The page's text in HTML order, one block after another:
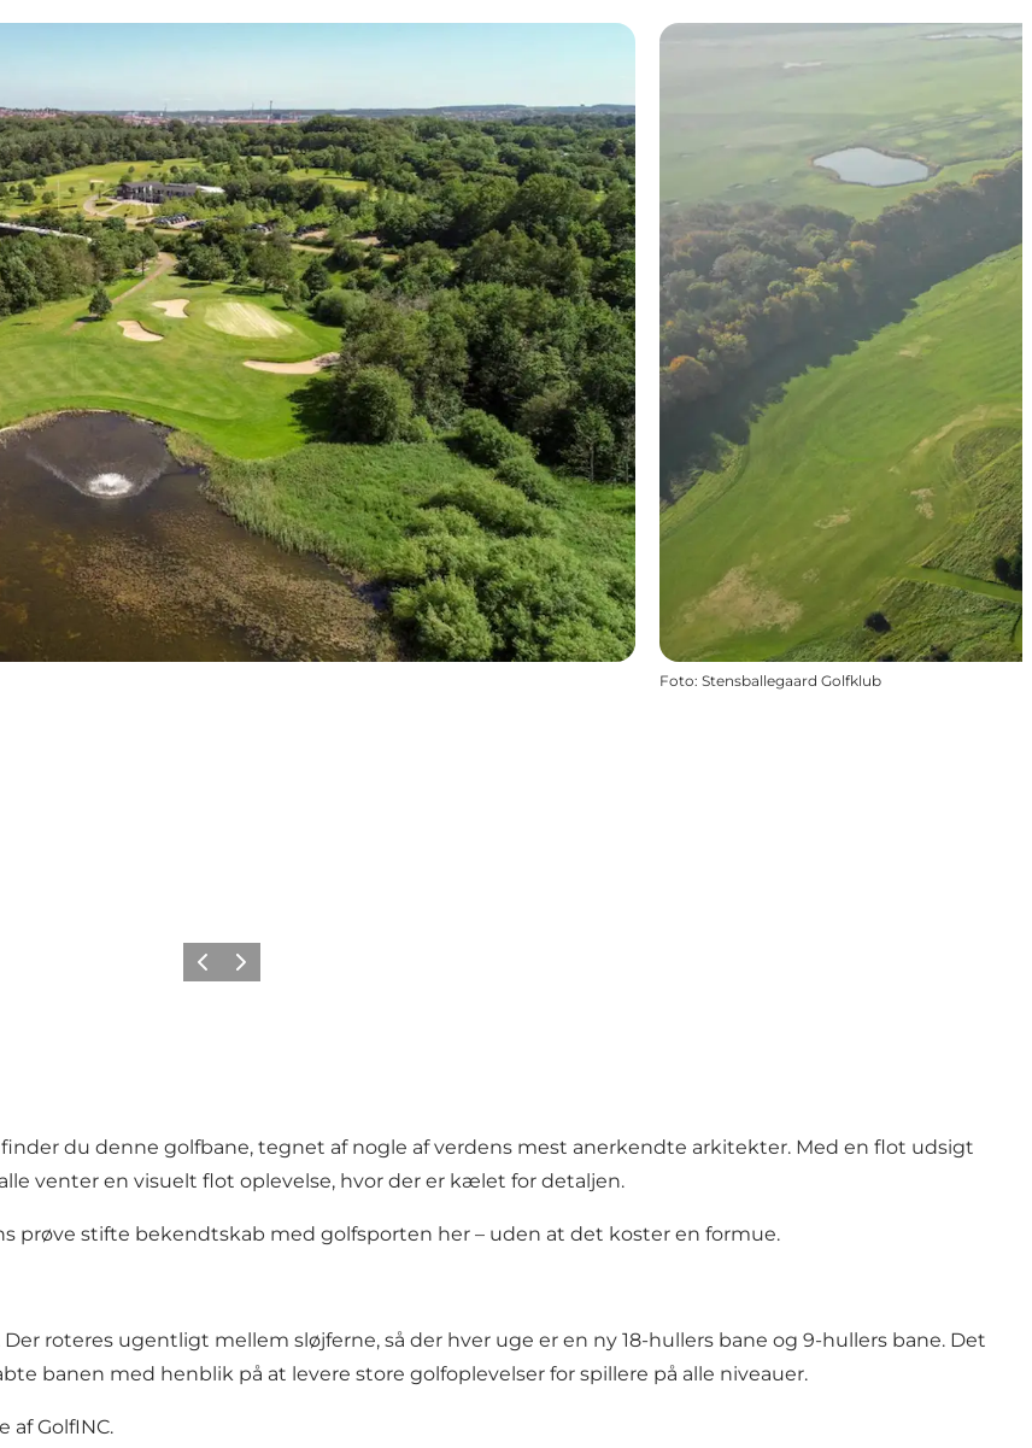
Foto: Stensballegaard Golfklub
ForrigeNæste
du denne golfbane, tegnet af nogle af verdens mest anerkendte arkitekter. Med en flot udsigt
venter en visuelt flot oplevelse, hvor der er kælet for detaljen.
prøve stifte bekendtskab med golfsporten her – uden at det koster en formue.
roteres ugentligt mellem sløjferne, så der hver uge er en ny 18-hullers bane og 9-hullers bane. Det
banen med henblik på at levere store golfoplevelser for spillere på alle niveauer.
af GolfINC.